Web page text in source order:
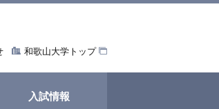
和歌山大学トップ
入試情報